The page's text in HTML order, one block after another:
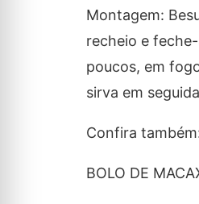
Montagem:
recheio e
poucos, em
sirva em
Confira
BOLO DE